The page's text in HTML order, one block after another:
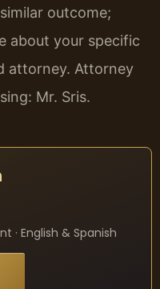
outcome;
about your specific
attorney. Attorney
Mr. Sris.
· English & Spanish